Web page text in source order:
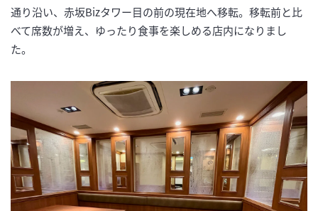
通り沿い、赤坂Bizタワー目の前の現在地へ移転。移転前と比
べて席数が増え、ゆったり食事を楽しめる店内になりまし
た。